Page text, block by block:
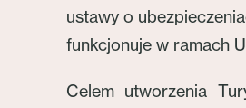
ustawy o
funkcjonuje w ramach
Celem utworzenia